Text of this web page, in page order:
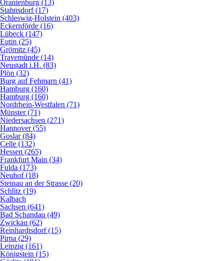
Oranienburg (13)
Stahnsdorf (17)
Schleswig-Holstein (403)
Eckernförde (16)
Lübeck (147)
Eutin (25)
Grömitz (45)
Travemünde (14)
Neustadt i.H. (83)
Plön (32)
Burg auf Fehmarn (41)
Hamburg (160)
Hamburg (160)
Nordrhein-Westfalen (71)
Münster (71)
Niedersachsen (271)
Hannover (55)
Goslar (84)
Celle (132)
Hessen (265)
Frankfurt Main (34)
Fulda (173)
Neuhof (18)
Steinau an der Strasse (20)
Schlitz (19)
Kalbach
Sachsen (641)
Bad Schandau (49)
Zwickau (62)
Reinhardtsdorf (15)
Pirna (29)
Leipzig (161)
Königstein (15)